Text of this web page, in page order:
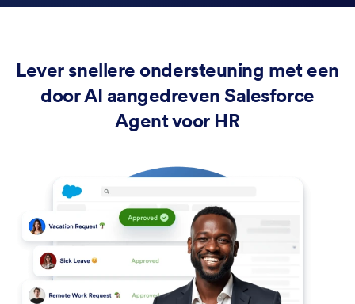
Lever snellere ondersteuning met een
door AI aangedreven Salesforce
Agent voor HR